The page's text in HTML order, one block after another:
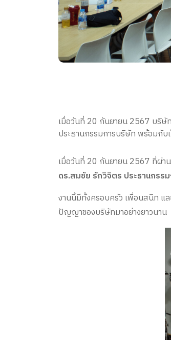
เมื่อวันที่ 20 กันยายน 2567 บริษั
ประธานกรรมการบริษัท พร้อมกับ
เมื่อวันที่ 20 กันยายน 2567 ที่ผ่า
ดร.สมชัย รักวิจิตร ประธานกรร
งานนี้มีทั้งครอบครัว เพื่อนสนิท แ
ปัญญาของบริษัทมาอย่างยาวนาน